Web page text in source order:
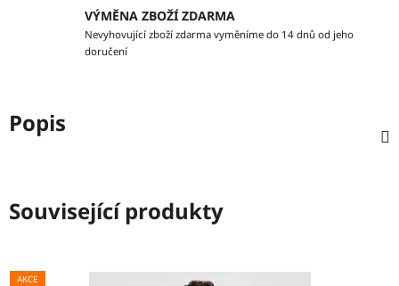
VÝMĚNA ZBOŽÍ ZDARMA
Nevyhovující zboží zdarma vyměníme do 14 dnů od jeho
doručení
Popis
Související produkty
AKCE